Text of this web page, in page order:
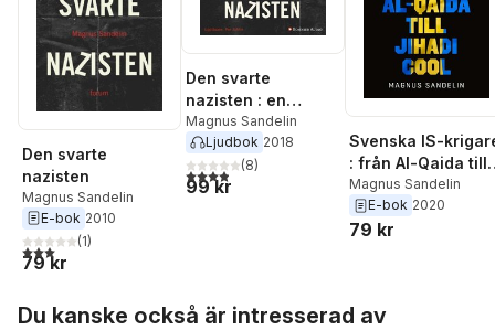
Den svarte
nazisten
Magnus Sandelin
E-bok 2010
3,0utav 5 stjärnor. Totalt antal röster:
(1)
79 kr
Den svarte
nazisten : en
dokumentär om
Jackie Arklöf
Magnus Sandelin
Ljudbok 2018
3,9utav 5 stjärnor. Totalt antal röster:
(8)
99 kr
Svenska IS-
: från Al-Qaida till
Jihadi Cool
Magnus Sandelin
E-bok 2020
79 kr
Du kanske också är intresserad av